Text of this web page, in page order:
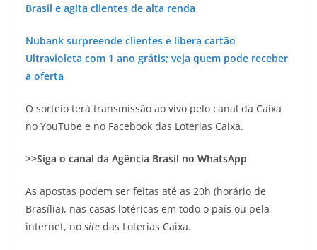
Brasil e agita clientes de alta renda
Nubank surpreende clientes e libera cartão
Ultravioleta com 1 ano grátis; veja quem pode receber
a oferta
O sorteio terá transmissão ao vivo pelo canal da Caixa
no YouTube e no Facebook das Loterias Caixa.
>>Siga o canal da Agência Brasil no WhatsApp
As apostas podem ser feitas até as 20h (horário de
Brasília), nas casas lotéricas em todo o país ou pela
internet, no site das Loterias Caixa.